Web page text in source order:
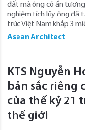
đất mà ông có ấn tượng
nghiệm tích lũy ông đã
trúc Việt Nam khắp 3
Asean Architect
KTS Nguyễn
bản sắc riêng
của thế kỷ 21
thế giới